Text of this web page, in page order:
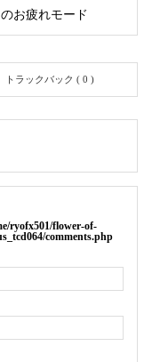
お疲れモード
トラックバック ( 0 )
ryofx501/flower-of-
comments.php